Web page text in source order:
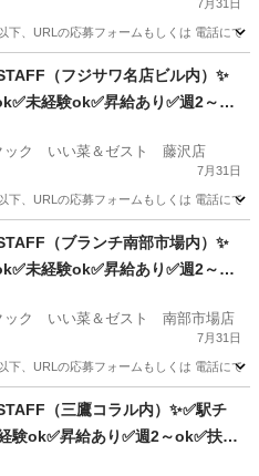
7月31日
、URLの応募フォームもしくは 電話にて
ッフ
（フジサワ名店ビル内）✨
未経験ok✅昇給あり✅週2～ok
ック いい菜＆ゼスト 藤沢店
7月31日
、URLの応募フォームもしくは 電話にて
（ブランチ南部市場内）✨
未経験ok✅昇給あり✅週2～ok
ック いい菜＆ゼスト 南部市場店
7月31日
、URLの応募フォームもしくは 電話にて
（三鷹コラル内）✨✅駅チ
験ok✅昇給あり✅週2～ok✅扶養